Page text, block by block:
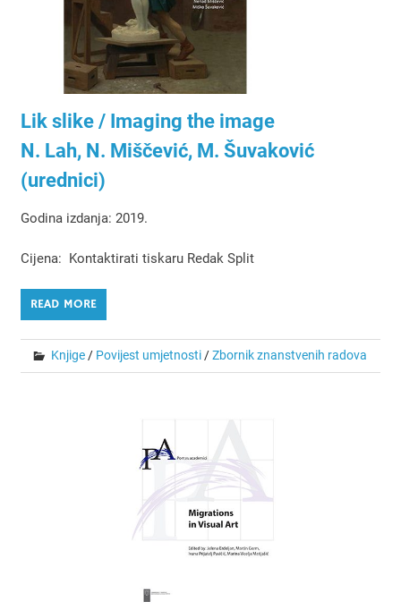
Lik slike / Imaging the image
N. Lah, N. Miščević, M. Šuvaković
(urednici)
Godina izdanja: 2019.
Cijena: Kontaktirati tiskaru Redak Split
READ MORE
Knjige/ Povijest umjetnosti/Zbornik znanstvenih radova